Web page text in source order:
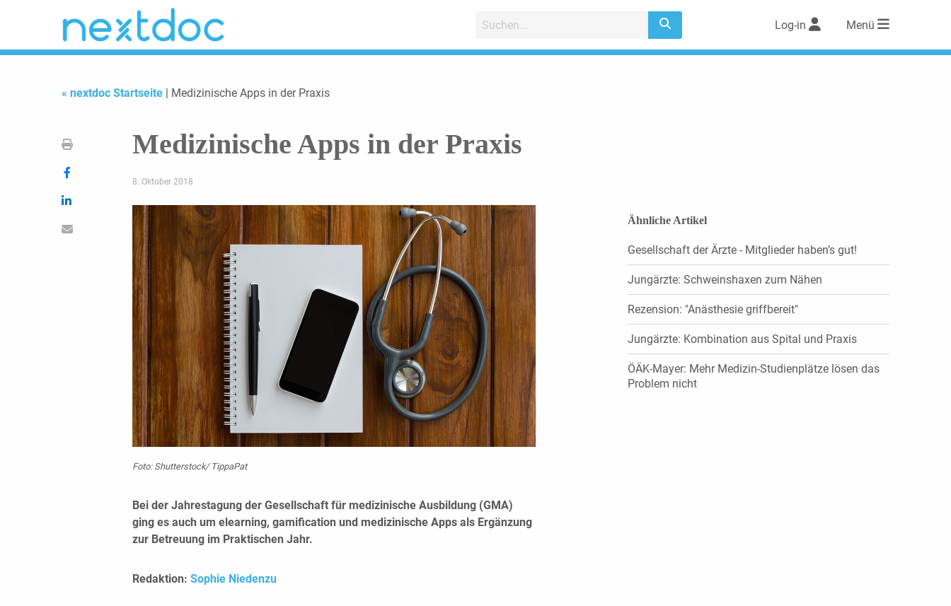
Log-in Menü
« nextdoc Startseite | Medizinische Apps in der Praxis
Medizinische Apps in der Praxis
8. Oktober 2018
Foto: Shutterstock/ TippaPat
Bei der Jahrestagung der Gesellschaft für medizinische Ausbildung (GMA)
ging es auch um elearning, gamification und medizinische Apps als Ergänzung
zur Betreuung im Praktischen Jahr.
Redaktion: Sophie Niedenzu
Ähnliche Artikel
Gesellschaft der Ärzte - Mitglieder haben’s gut!
Jungärzte: Schweinshaxen zum Nähen
Rezension: "Anästhesie griffbereit"
Jungärzte: Kombination aus Spital und Praxis
ÖÄK-Mayer: Mehr Medizin-Studienplätze lösen das
Problem nicht